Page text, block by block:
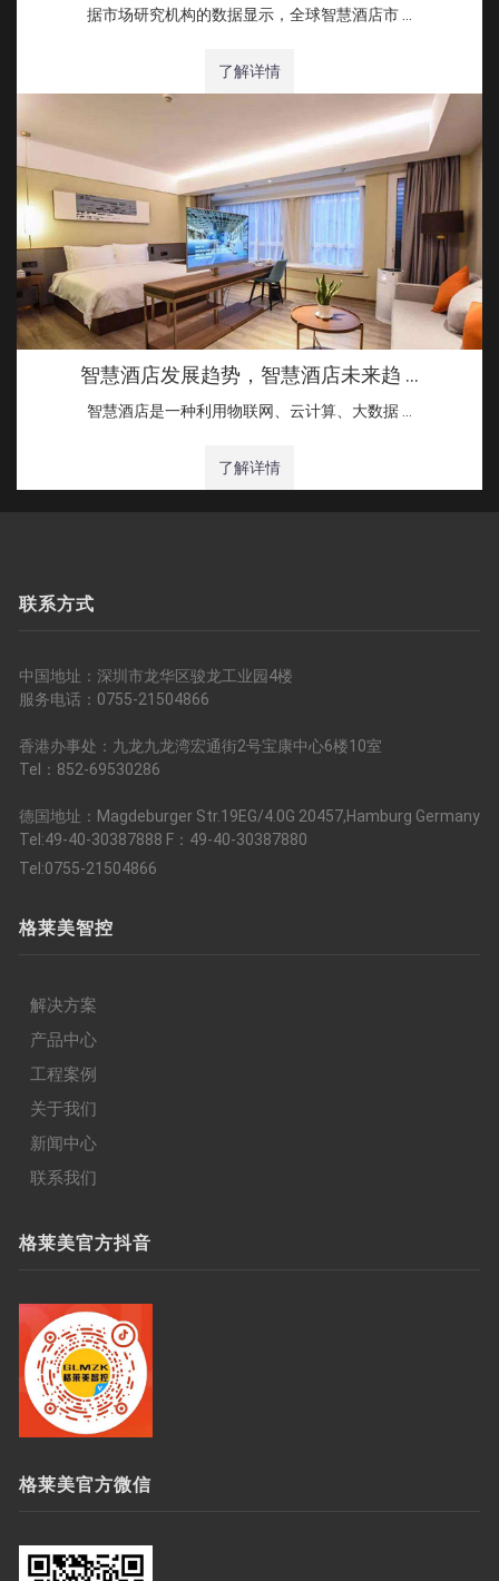
据市场研究机构的数据显示，全球智慧酒店市 …
了解详情
智慧酒店发展趋势，智慧酒店未来趋 …
智慧酒店是一种利用物联网、云计算、大数据 …
了解详情
联系方式
中国地址：深圳市龙华区骏龙工业园4楼
服务电话：0755-21504866
香港办事处：九龙九龙湾宏通街2号宝康中心6楼10室
Tel：852-69530286
德国地址：Magdeburger Str.19EG/4.0G 20457,Hamburg Germany
Tel:49-40-30387888 F：49-40-30387880
Tel:0755-21504866
格莱美智控
解决方案
产品中心
工程案例
关于我们
新闻中心
联系我们
格莱美官方抖音
格莱美官方微信